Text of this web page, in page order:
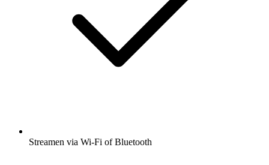
Streamen via Wi-Fi of Bluetooth